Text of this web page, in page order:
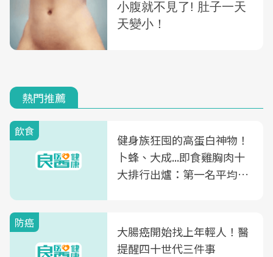
熱門推薦
飲食
健身族狂囤的高蛋白神物！
卜蜂、大成...即食雞胸肉十
大排行出爐：第一名平均一
防癌
大腸癌開始找上年輕人！醫
提醒四十世代三件事